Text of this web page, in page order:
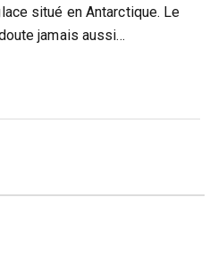
situé en Antarctique. Le
jamais aussi…